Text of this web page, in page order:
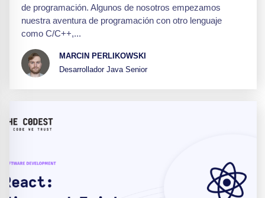
de programación. Algunos de nosotros empezamos
nuestra aventura de programación con otro lenguaje
como C/C++,...
MARCIN PERLIKOWSKI
Desarrollador Java Senior